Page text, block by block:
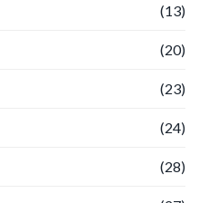
(13)
(20)
(23)
(24)
(28)